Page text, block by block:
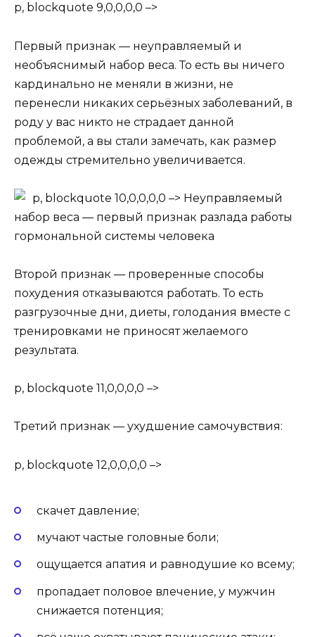
p, blockquote 9,0,0,0,0 –>
Первый признак — неуправляемый и
необъяснимый набор веса. То есть вы ничего
кардинально не меняли в жизни, не
перенесли никаких серьёзных заболеваний, в
роду у вас никто не страдает данной
проблемой, а вы стали замечать, как размер
одежды стремительно увеличивается.
p, blockquote 10,0,0,0,0 –> Неуправляемый
набор веса — первый признак разлада работы
гормональной системы человека
Второй признак — проверенные способы
похудения отказываются работать. То есть
разгрузочные дни, диеты, голодания вместе с
тренировками не приносят желаемого
результата.
p, blockquote 11,0,0,0,0 –>
Третий признак — ухудшение самочувствия:
p, blockquote 12,0,0,0,0 –>
скачет давление;
мучают частые головные боли;
ощущается апатия и равнодушие ко всему;
пропадает половое влечение, у мужчин
снижается потенция;